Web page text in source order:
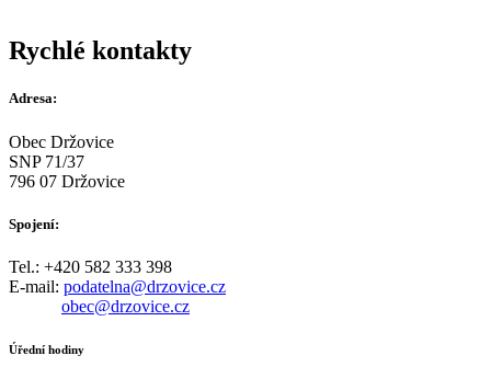
Rychlé kontakty
Adresa:
Obec Držovice
SNP 71/37
796 07 Držovice
Spojení:
Tel.: +420 582 333 398
E-mail: podatelna@drzovice.cz
obec@drzovice.cz
Úřední hodiny